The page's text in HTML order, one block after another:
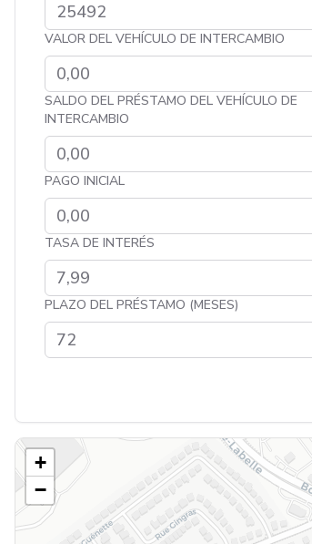
VALOR DEL VEHÍCULO DE INTERCAMBIO
SALDO DEL PRÉSTAMO DEL VEHÍCULO DE
INTERCAMBIO
PAGO INICIAL
TASA DE INTERÉS
PLAZO DEL PRÉSTAMO (MESES)
+
−